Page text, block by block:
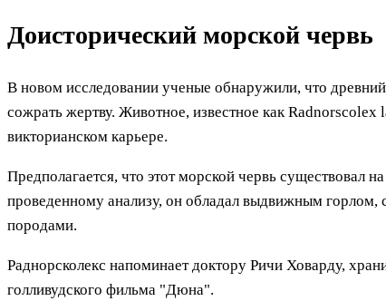
Доисторический морской червь
В новом исследовании ученые обнаружили, что
сожрать жертву. Животное, известное как
викторианском карьере.
Предполагается, что этот морской червь существовал
проведенному анализу, он обладал выдвижным
породами.
Раднорсколекс напоминает доктору Ричи Ховарду,
голливудского фильма "Дюна".